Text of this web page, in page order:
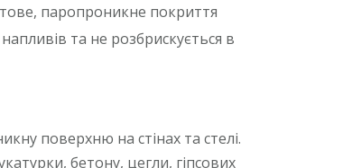
паропроникне покриття
та не розбрискується в
поверхню на стінах та стелі.
бетону, цегли, гіпсових